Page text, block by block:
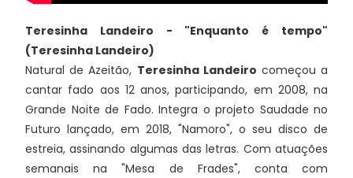
Teresinha Landeiro - "Enquanto é tempo"
(Teresinha Landeiro)
Natural de Azeitão, Teresinha Landeiro começou a
cantar fado aos 12 anos, participando, em 2008, na
Grande Noite de Fado. Integra o projeto Saudade no
Futuro lançado, em 2018, "Namoro", o seu disco de
estreia, assinando algumas das letras. Com atuações
semanais na "Mesa de Frades", conta com